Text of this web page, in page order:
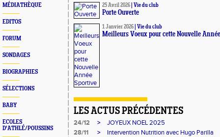
MÉDIATHÈQUE
EDITOS
FORUM
SONDAGES
BIOGRAPHIES
SÉLECTIONS
BABY
ECOLES
D'ATHLÉ/POUSSINS
25 Avril 2026 Vie du club
Porte Ouverte
1 Janvier 2026 Vie du club
Meilleurs Voeux pour cette Nouvelle
LES ACTUS PRÉCÉDENTES
24/12 >
JOYEUX NOEL 2025
28/11
>
Intervention Nutrition avec Hugo Parilla